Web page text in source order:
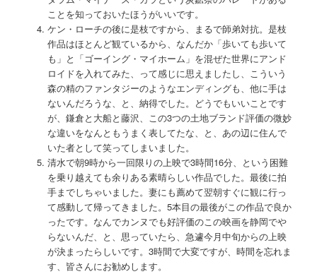
ことを知っておいたほうがいいです。
ケン・ローチの後に是枝ですから、まるで師弟対抗。是枝
作品はほとんど観ているから、なんだか「歩いても歩いて
も」と「ゴーイング・マイホーム」を混ぜた世界にアンド
ロイドを入れてみた、って感じに思えましたし、こういう
森の精のファンタジーのようなエンディングも、他に手は
ないんだろうな、と、納得でした。どうでもいいことです
が、鎌倉と大船と藤沢、この3つの土地ブランド評価の微妙
な違いをなんともうまく表してたな、と、あの辺に住んで
いた者として笑ってしまいました。
清水で朝9時から一回限りの上映で3時間16分、という困難
を乗り越えても余りある素晴らしい作品でした。最後に拍
手までしちゃいました。妻にも薦めて翌朝すぐに観に行っ
て感動して帰ってきました。5本目の最後がこの作品で良か
ったです。なんでカンヌでも好評価のこの映画を静岡でや
らないんだ、と、思っていたら、急遽今月中旬からの上映
が決まったらしいです。3時間で大変ですが、時間を忘れま
す、皆さんにお勧めします。